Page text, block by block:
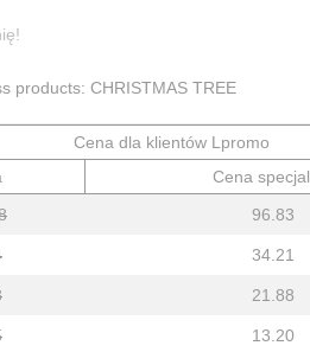
products: CHRISTMAS TREE
Cena dla klientów Lpromo
Cena
96.83
34.21
21.88
13.20